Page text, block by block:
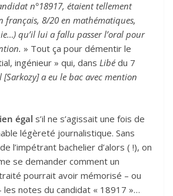
n°18917, étaient tellement
français, 8/20 en mathématiques,
qu’il lui a fallu passer l’oral pour
» Tout ça pour démentir le
ingénieur » qui, dans Libé du 7
[Sarkozy] a eu le bac avec mention
égal s’il ne s’agissait une fois de
légèreté journalistique. Sans
l’impétrant bachelier d’alors ( !), on
se demander comment un
pourrait avoir mémorisé – ou
notes du candidat « 18917 »…